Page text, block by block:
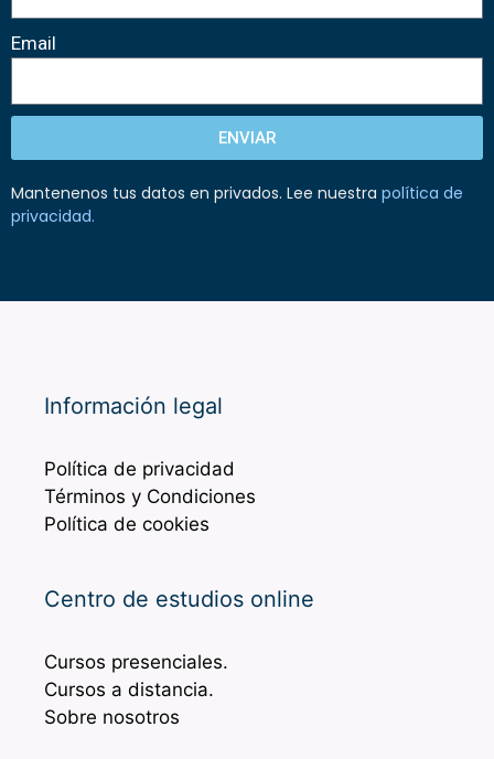
Email
ENVIAR
Mantenenos tus datos en privados. Lee nuestra política de
privacidad.
Información legal
Política de privacidad
Términos y Condiciones
Política de cookies
Centro de estudios online
Cursos presenciales.
Cursos a distancia.
Sobre nosotros